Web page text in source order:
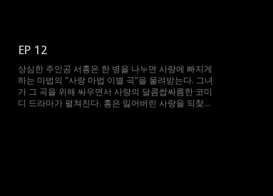
EP 12
상심한 주인공 서홍은 한 병을 나누면 사랑에 빠지게
하는 마법의 "사랑 마법 이별 곡"을 물려받는다. 그녀
가 그 곡을 위해 싸우면서 사랑의 달콤쌉싸름한 코미
디 드라마가 펼쳐진다. 홍은 잃어버린 사랑을 되찾고